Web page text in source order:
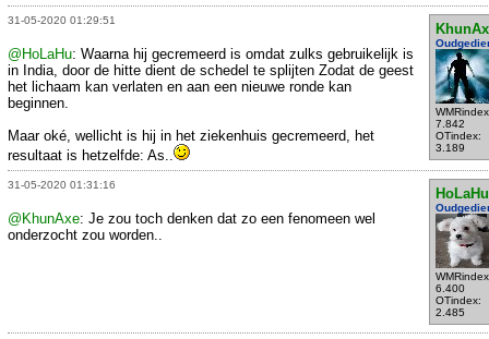
31-05-2020 01:29:51
7.842
OTindex:
3.189
@HoLaHu: Waarna hij gecremeerd is omdat zulks gebruikelijk is
in India, door de hitte dient de schedel te splijten Zodat de geest
het lichaam kan verlaten en aan een nieuwe ronde kan
beginnen.
Maar oké, wellicht is hij in het ziekenhuis gecremeerd, het
resultaat is hetzelfde: As..
31-05-2020 01:31:16
HoLaHu
6.400
OTindex:
2.485
@KhunAxe: Je zou toch denken dat zo een fenomeen wel
onderzocht zou worden..